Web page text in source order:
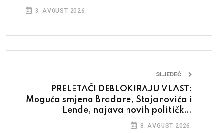
8. AVGUST 2026.
SLJEDEĆI
PRELETAČI DEBLOKIRAJU VLAST:
Moguća smjena Bradare, Stojanovića i
Lende, najava novih političkih
8. AVGUST 2026.